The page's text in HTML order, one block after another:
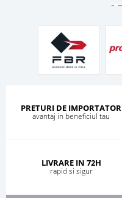
PRETURI DE IMPORTATOR
avantaj in beneficiul tau
LIVRARE IN 72H
rapid si sigur